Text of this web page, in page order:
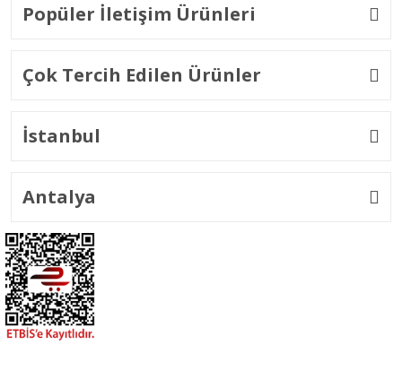
Popüler İletişim Ürünleri
Çok Tercih Edilen Ürünler
İstanbul
Antalya